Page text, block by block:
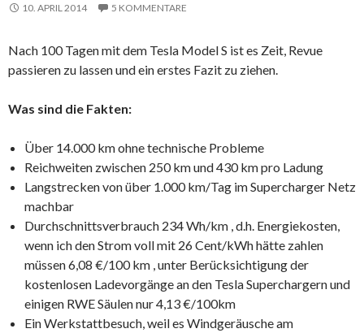
10. APRIL 2014 5 KOMMENTARE
Nach 100 Tagen mit dem Tesla Model S ist es Zeit, Revue
passieren zu lassen und ein erstes Fazit zu ziehen.
Was sind die Fakten:
Über 14.000 km ohne technische Probleme
Reichweiten zwischen 250 km und 430 km pro Ladung
Langstrecken von über 1.000 km/Tag im Supercharger Netz
machbar
Durchschnittsverbrauch 234 Wh/km , d.h. Energiekosten,
wenn ich den Strom voll mit 26 Cent/kWh hätte zahlen
müssen 6,08 €/100 km , unter Berücksichtigung der
kostenlosen Ladevorgänge an den Tesla Superchargern und
einigen RWE Säulen nur 4,13 €/100km
Ein Werkstattbesuch, weil es Windgeräusche am